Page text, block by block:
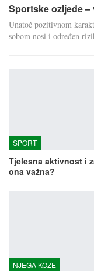
Sportske ozljede
Unatoč pozitivnom
sobom nosi i određen
SPORT
Tjelesna aktivnost i
ona važna?
NJEGA KOŽE